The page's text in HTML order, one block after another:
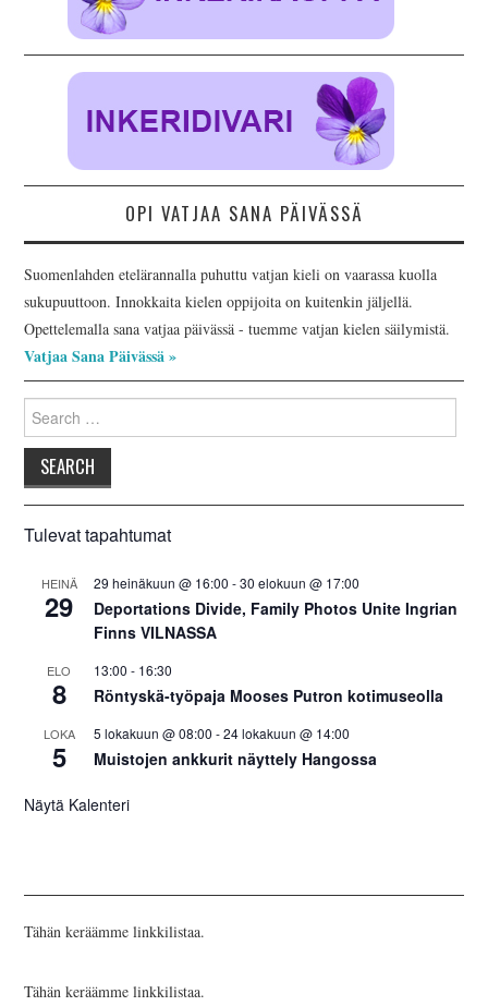
OPI VATJAA SANA PÄIVÄSSÄ
Suomenlahden etelärannalla puhuttu vatjan kieli on vaarassa kuolla
sukupuuttoon. Innokkaita kielen oppijoita on kuitenkin jäljellä.
Opettelemalla sana vatjaa päivässä - tuemme vatjan kielen säilymistä.
Vatjaa Sana Päivässä »
Search
for:
Tulevat tapahtumat
HEINÄ
29
29 heinäkuun @ 16:00 -30 elokuun @ 17:00
Deportations Divide, Family Photos Unite Ingrian
Finns VILNASSA
ELO
8
13:00 - 16:30
Röntyskä-työpaja Mooses Putron kotimuseolla
LOKA
5
5 lokakuun @ 08:00 -24 lokakuun @ 14:00
Muistojen ankkurit näyttely Hangossa
Näytä Kalenteri
Tähän keräämme linkkilistaa.
Tähän keräämme linkkilistaa.